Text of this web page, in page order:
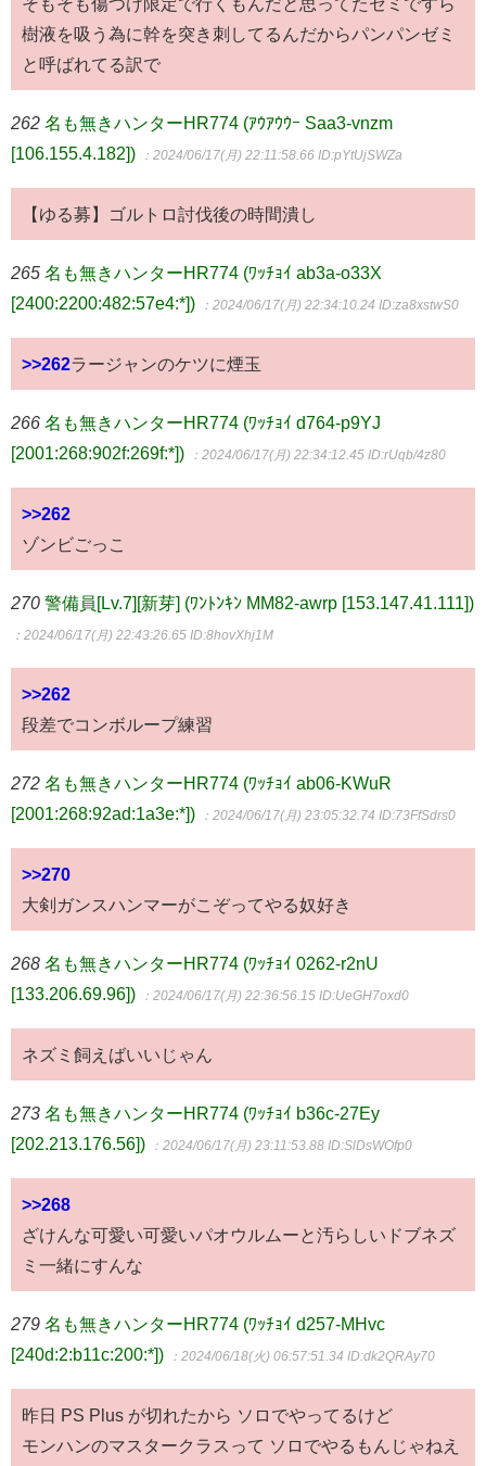
そもそも傷つけ限定で行くもんだと思ってたセミですら
樹液を吸う為に幹を突き刺してるんだからパンパンゼミ
と呼ばれてる訳で
262 名も無きハンターHR774 (ｱｳｱｳｳｰ Saa3-vnzm
[106.155.4.182])
：2024/06/17(月) 22:11:58.66 ID:pYtUjSWZa
【ゆる募】ゴルトロ討伐後の時間潰し
265 名も無きハンターHR774 (ﾜｯﾁｮｲ ab3a-o33X
[2400:2200:482:57e4:*])
：2024/06/17(月) 22:34:10.24 ID:za8xstwS0
>>262ラージャンのケツに煙玉
266 名も無きハンターHR774 (ﾜｯﾁｮｲ d764-p9YJ
[2001:268:902f:269f:*])
：2024/06/17(月) 22:34:12.45 ID:rUqb/4z80
>>262
ゾンビごっこ
270 警備員[Lv.7][新芽] (ﾜﾝﾄﾝｷﾝ MM82-awrp [153.147.41.111])
：2024/06/17(月) 22:43:26.65 ID:8hovXhj1M
>>262
段差でコンボループ練習
272 名も無きハンターHR774 (ﾜｯﾁｮｲ ab06-KWuR
[2001:268:92ad:1a3e:*])
：2024/06/17(月) 23:05:32.74 ID:73FfSdrs0
>>270
大剣ガンスハンマーがこぞってやる奴好き
268 名も無きハンターHR774 (ﾜｯﾁｮｲ 0262-r2nU
[133.206.69.96])
：2024/06/17(月) 22:36:56.15 ID:UeGH7oxd0
ネズミ飼えばいいじゃん
273 名も無きハンターHR774 (ﾜｯﾁｮｲ b36c-27Ey
[202.213.176.56])
：2024/06/17(月) 23:11:53.88 ID:SlDsWOfp0
>>268
ざけんな可愛い可愛いパオウルムーと汚らしいドブネズ
ミ一緒にすんな
279 名も無きハンターHR774 (ﾜｯﾁｮｲ d257-MHvc
[240d:2:b11c:200:*])
：2024/06/18(火) 06:57:51.34 ID:dk2QRAy70
昨日 PS Plus が切れたから ソロでやってるけど
モンハンのマスタークラスって ソロでやるもんじゃねえ